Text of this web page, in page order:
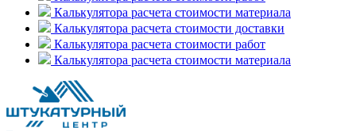
Калькулятора расчета стоимости материала
Калькулятора расчета стоимости доставки
Калькулятора расчета стоимости работ
Калькулятора расчета стоимости материала